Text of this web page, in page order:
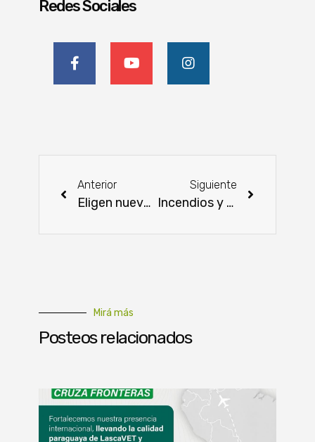
Redes Sociales
Anterior
Eligen nuevo presidente de la Regional Guairá – ARP
Siguiente
Incendios y sequía en Argentina y Paraguay tienen en alerta a las autoridades
Mirá más
Posteos relacionados